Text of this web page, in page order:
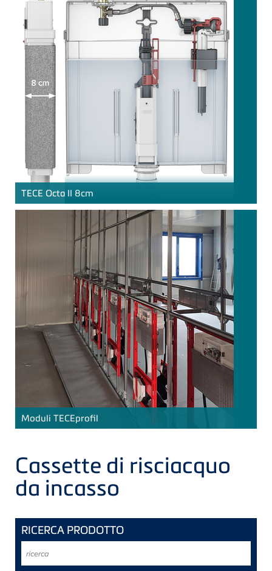
TECE Octa II 8cm
Moduli TECEprofil
Cassette di risciacquo
da incasso
RICERCA PRODOTTO